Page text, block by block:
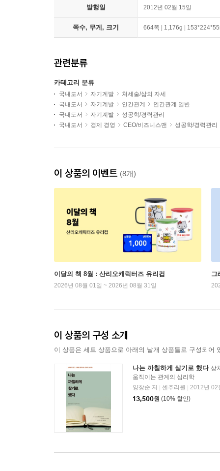
발행일 2012년 02월 15일
쪽수, 무게, 크기 664쪽 | 1,176g |
관련분류
카테고리 분류
국내도서 자기계발
처세술/삶의 자세
국내도서
자기계발 인간관계
인간관계 일반
국내도서
자기계발
성공학/경력관리
국내도서
경제 경영 CEO/비즈니스맨 성공학/경력관리
이 상품의 이벤트 (8개)
이달의 책 8월 : 산리오캐릭터즈 유리컵
2026년 08월 01일 ~ 2026년 08월 31일
그
이 상품의 구성 소개
이 상품은 세트 상품으로 아래의 낱개 상품들로 구성되어
나는 까칠하게 살기로 했다 상
움직이는 관계의 심리학
양창순 저
센추리원
2012년 02
13,500원 (10% 할인)